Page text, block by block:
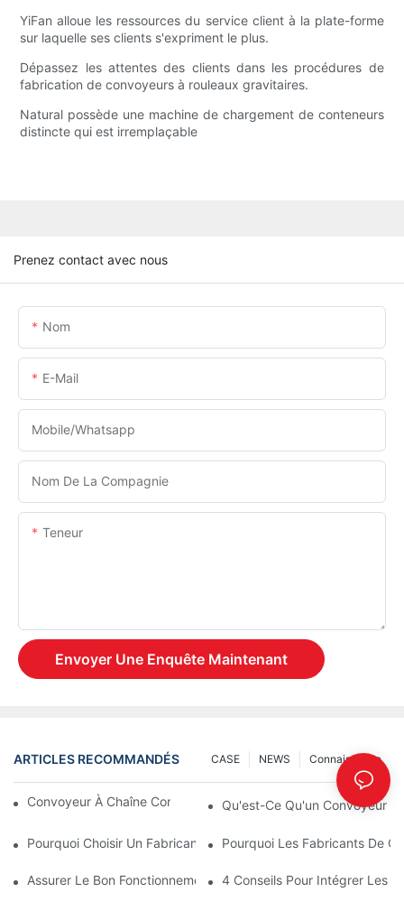
YiFan alloue les ressources du service client à la plate-forme
sur laquelle ses clients s'expriment le plus.
Dépassez les attentes des clients dans les procédures de
fabrication de convoyeurs à rouleaux gravitaires.
Natural possède une machine de chargement de conteneurs
distincte qui est irremplaçable
Prenez contact avec nous
Nom
E-Mail
Mobile/Whatsapp
Nom De La Compagnie
Teneur
Envoyer Une Enquête Maintenant
ARTICLES RECOMMANDÉS Connaissance
NEWS
CASE
Convoyeur À Chaîne Contre Convoyeur À Rouleaux
Qu'est-Ce Qu'un Convoyeur
Pourquoi Choisir Un Fabricant De Pièces De Convoyeur En
Pourquoi Les Fabricants De
Assurer Le Bon Fonctionnement Des Pièces Du Convoyeur Avec
4 Conseils Pour Intégrer Les